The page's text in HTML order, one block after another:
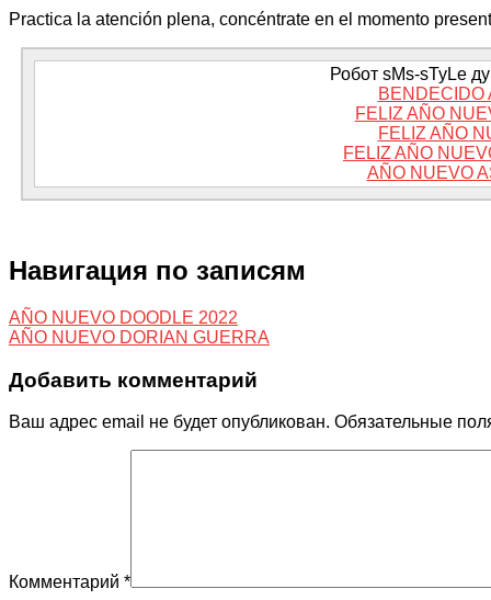
Practica la atención plena, concéntrate en el momento
Робот sMs-sTyLe
BENDECIDO
FELIZ AÑO
FELIZ AÑO
FELIZ AÑO
AÑO NUEVO
Навигация по записям
AÑO NUEVO DOODLE 2022
AÑO NUEVO DORIAN GUERRA
Добавить комментарий
Ваш адрес email не будет опубликован. Обязательные
Комментарий *